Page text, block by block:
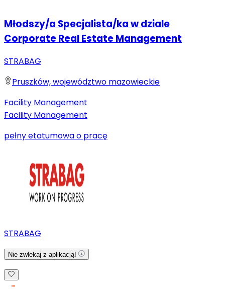
Młodszy/a Specjalista/ka w dziale
Corporate Real Estate Management
STRABAG
Pruszków, województwo mazowieckie
Facility Management
Facility Management
pełny etatumowa o pracę
STRABAG
Nie zwlekaj z aplikacją!